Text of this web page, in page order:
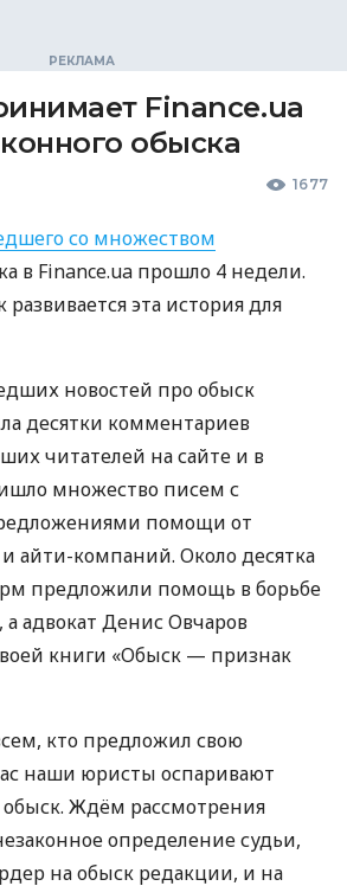
Finance.ua
обыска
1677
со множеством
в Finance.ua прошло 4 недели.
развивается эта история для
новостей про обыск
десятки комментариев
читателей на сайте и в
множество писем с
помощи от
и айти-компаний. Около десятка
предложили помощь в борьбе
а адвокат Денис Овчаров
книги «Обыск — признак
кто предложил свою
наши юристы оспаривают
Ждём рассмотрения
определение судьи,
на обыск редакции, и на